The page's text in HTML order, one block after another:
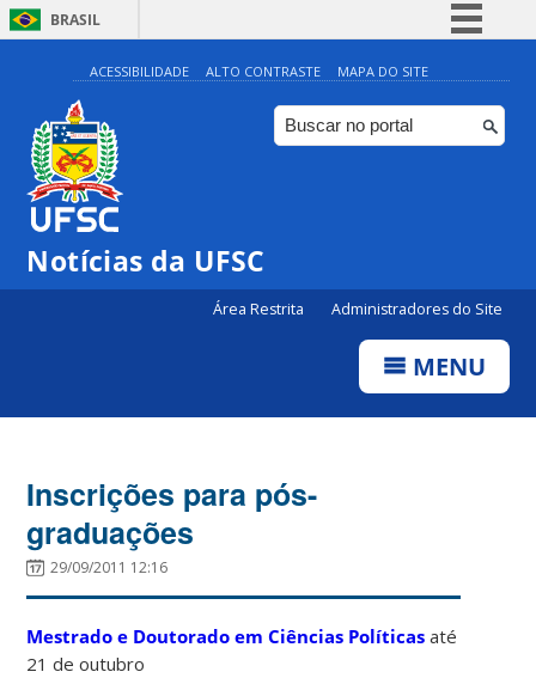
BRASIL
Simplifique!
Comunica BR
Participe
ACESSIBILIDADE ALTO CONTRASTE MAPA DO SITE
Notícias da UFSC
Área Restrita Administradores do Site
MENU
Inscrições para pós-
graduações
29/09/2011 12:16
Mestrado e Doutorado em Ciências Políticas até
21 de outubro